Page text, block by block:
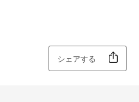
シェアする